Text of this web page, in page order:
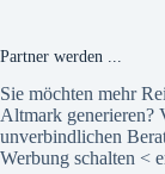
Partner werden ...
Sie möchten mehr
Altmark generieren?
unverbindlichen
Werbung schalten <